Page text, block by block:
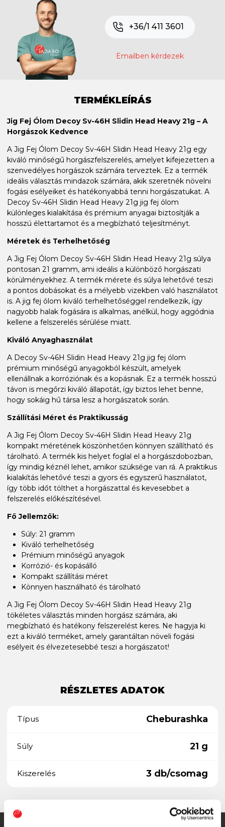
+36/1 411 3601
Emailben kérdezek
TERMÉKLEÍRÁS
Jig Fej Ólom Decoy Sv-46H Slidin Head Heavy 21g – A
Horgászok Kedvence
A Jig Fej Ólom Decoy Sv-46H Slidin Head Heavy 21g egy
kiváló minőségű horgászfelszerelés, amelyet kifejezetten a
szenvedélyes horgászok számára terveztek. Ez a termék
ideális választás mindazok számára, akik szeretnék növelni
fogási esélyeiket és hatékonyabbá tenni horgászatukat. A
Decoy Sv-46H Slidin Head Heavy 21g jig fej ólom
különleges kialakítása és prémium anyagai biztosítják a
hosszú élettartamot és a megbízható teljesítményt.
Méretek és Terhelhetőség
A Jig Fej Ólom Decoy Sv-46H Slidin Head Heavy 21g súlya
pontosan 21 gramm, ami ideális a különböző horgászati
körülményekhez. A termék mérete és súlya lehetővé teszi
a pontos dobásokat és a mélyebb vizekben való használatot
is. A jig fej ólom kiváló terhelhetőséggel rendelkezik, így
nagyobb halak fogására is alkalmas, anélkül, hogy aggódnia
kellene a felszerelés sérülése miatt.
Kiváló Anyaghasználat
A Decoy Sv-46H Slidin Head Heavy 21g jig fej ólom
prémium minőségű anyagokból készült, amelyek
ellenállnak a korróziónak és a kopásnak. Ez a termék hosszú
távon is megőrzi kiváló állapotát, így biztos lehet benne,
hogy sokáig hű társa lesz a horgászatok során.
Szállítási Méret és Praktikusság
A Jig Fej Ólom Decoy Sv-46H Slidin Head Heavy 21g
kompakt méretének köszönhetően könnyen szállítható és
tárolható. A termék kis helyet foglal el a horgászdobozban,
így mindig kéznél lehet, amikor szüksége van rá. A praktikus
kialakítás lehetővé teszi a gyors és egyszerű használatot,
így több időt tölthet a horgászattal és kevesebbet a
felszerelés előkészítésével.
Fő Jellemzők:
Súly: 21 gramm
Kiváló terhelhetőség
Prémium minőségű anyagok
Korrózió- és kopásálló
Kompakt szállítási méret
Könnyen használható és tárolható
A Jig Fej Ólom Decoy Sv-46H Slidin Head Heavy 21g
tökéletes választás minden horgász számára, aki
megbízható és hatékony felszerelést keres. Ne hagyja ki
ezt a kiváló terméket, amely garantáltan növeli fogási
esélyeit és élvezetesebbé teszi a horgászatot!
RÉSZLETES ADATOK
Típus Cheburashka
Súly 21 g
Kiszerelés 3 db/csomag